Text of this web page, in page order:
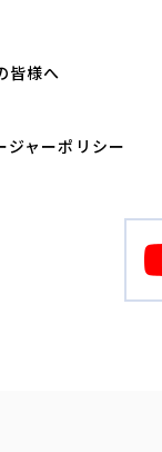
皆様へ
ジャーポリシー